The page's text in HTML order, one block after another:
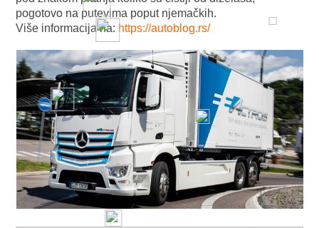
pogotovo na putevima poput njemačkih.
Više informacija na: https://autoblog.rs/